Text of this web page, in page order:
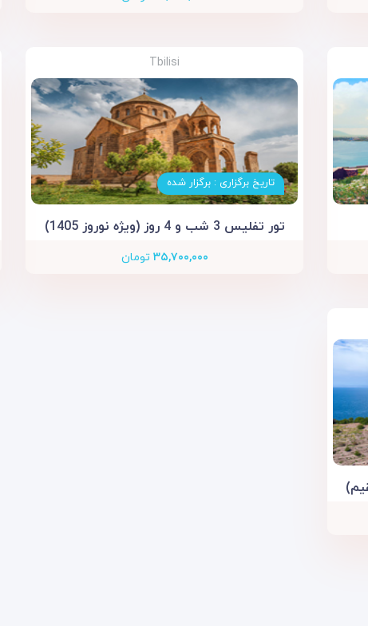
Tbilisi
تاریخ برگزاری : برگزار شده
تور تفلیس 3 شب و 4 روز (ویژه نوروز 1405)
۳۵,۷۰۰,۰۰۰ تومان